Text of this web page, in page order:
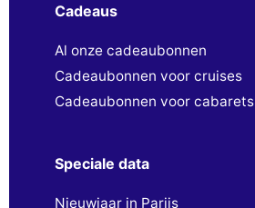
Cadeaus
Al onze cadeaubonnen
Cadeaubonnen voor cruises
Cadeaubonnen voor cabarets
Speciale data
Nieuwjaar in Parijs